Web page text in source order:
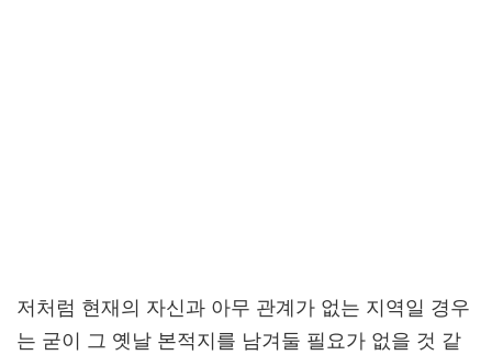
저처럼 현재의 자신과 아무 관계가 없는 지역일 경우
는 굳이 그 옛날 본적지를 남겨둘 필요가 없을 것 같